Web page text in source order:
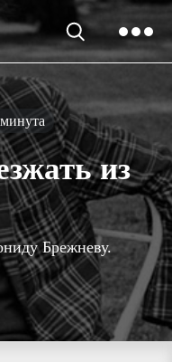
из
Брежневу.